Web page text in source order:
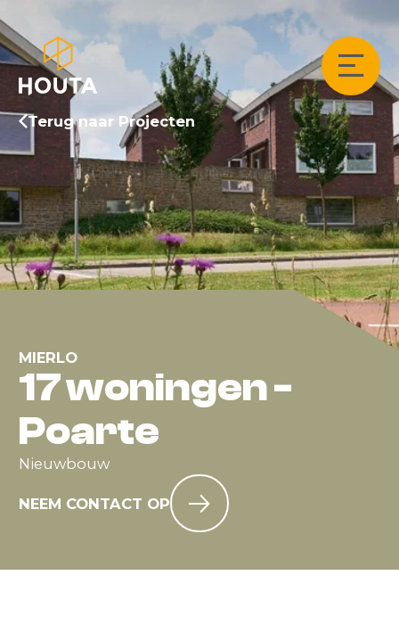
Terug naar Projecten
MIERLO
17 woningen -
Poarte
Nieuwbouw
NEEM CONTACT OP